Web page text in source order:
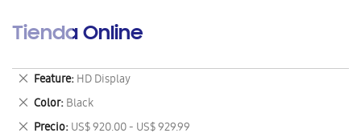
Tienda Online
Feature HD Display
Eliminar
este
artículo
Color Black
Eliminar
este
Precio US$ 920.00 - US$ 929.99
Eliminar